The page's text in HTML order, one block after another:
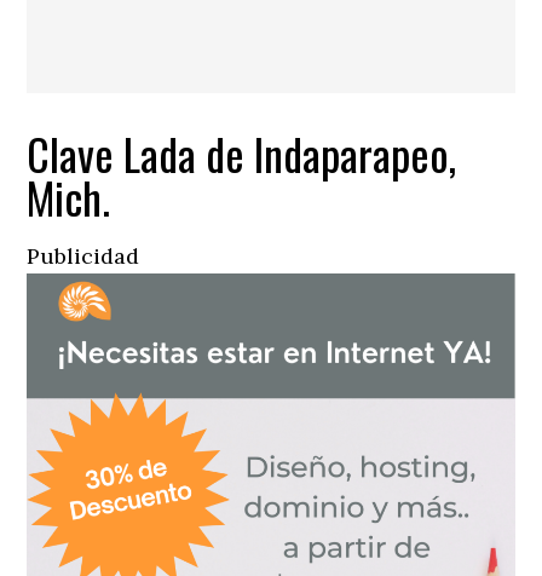
Clave Lada de Indaparapeo,
Mich.
Publicidad